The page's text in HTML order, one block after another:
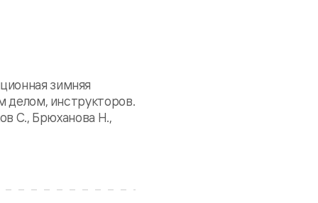
зимняя
делом, инструкторов.
С., Брюханова Н.,